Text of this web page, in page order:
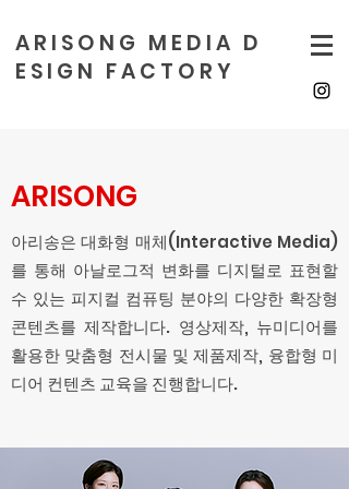
A R I S O N G M E D I A D
E S I G N F A C T O R Y
ARISONG
아리송은 대화형 매체(Interactive Media)
를 통해 아날로그적 변화를 디지털로 표현할
수 있는 피지컬 컴퓨팅 분야의 다양한 확장형
콘텐츠를 제작합니다. 영상제작, 뉴미디어를
활용한 맞춤형 전시물 및 제품제작, 융합형 미
디어 컨텐츠 교육을 진행합니다.